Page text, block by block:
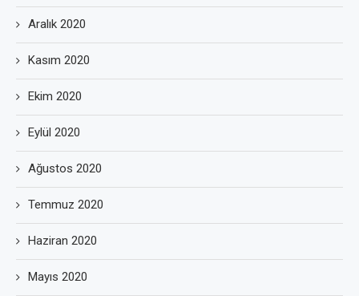
Aralık 2020
Kasım 2020
Ekim 2020
Eylül 2020
Ağustos 2020
Temmuz 2020
Haziran 2020
Mayıs 2020